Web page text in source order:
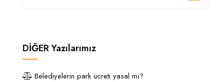
DİĞERYazılarımız
Belediyelerin park ücreti yasal mı?